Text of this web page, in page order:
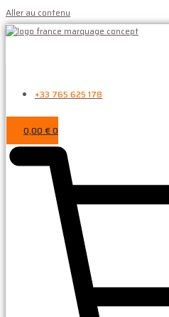
Aller au contenu
+33 765 625 178
0,00 €0